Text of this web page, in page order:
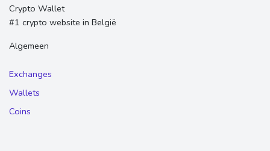
Crypto Wallet
#1 crypto website in België
Algemeen
Exchanges
Wallets
Coins